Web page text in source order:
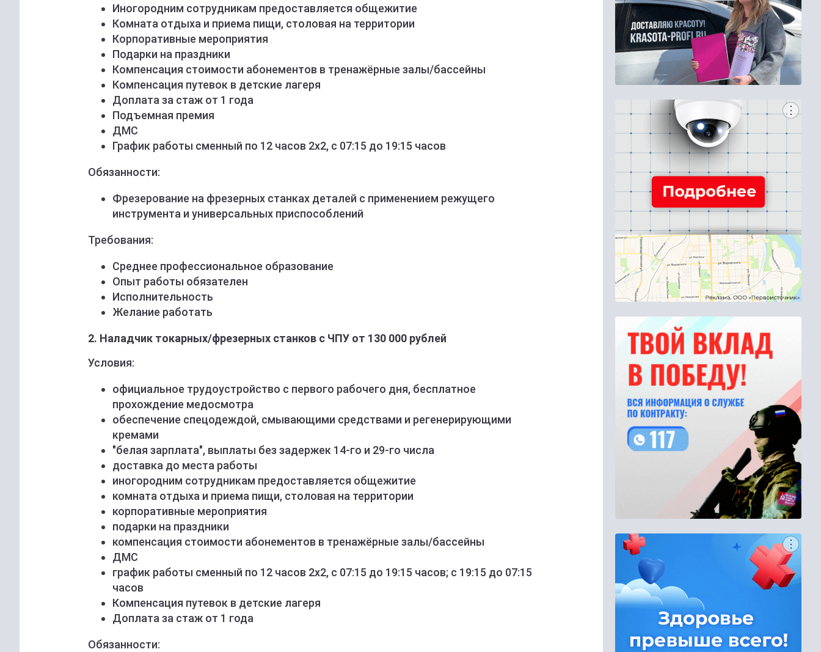
Иногородним сотрудникам предоставляется общежитие
Комната отдыха и приема пищи, столовая на территории
Корпоративные мероприятия
Подарки на праздники
Компенсация стоимости абонементов в тренажёрные залы/бассейны
Компенсация путевок в детские лагеря
Доплата за стаж от 1 года
Подъемная премия
ДМС
График работы сменный по 12 часов 2х2, с 07:15 до 19:15 часов
Обязанности:
Фрезерование на фрезерных станках деталей с применением режущего
инструмента и универсальных приспособлений
Требования:
Среднее прoфeсcиональноe образование
Опыт работы обязателен
Исполнительность
Желание работать
2. Наладчик токарных/фрезерных станков с ЧПУ от 130 000 рублей
Условия:
официальное трудоустройство с первого рабочего дня, бесплатное
прохождение медосмотра
обеспечение спецодеждой, смывающими средствами и регенерирующими
кремами
"белая зарплата", выплаты без задержек 14-го и 29-го числа
доставка до места работы
иногородним сотрудникам предоставляется общежитие
комната отдыха и приема пищи, столовая на территории
корпоративные мероприятия
подарки на праздники
компенсация стоимости абонементов в тренажёрные залы/бассейны
ДМС
график работы сменный по 12 часов 2х2, с 07:15 до 19:15 часов; с 19:15 до 07:15
часов
Компенсация путевок в детские лагеря
Доплата за стаж от 1 года
Обязанности: